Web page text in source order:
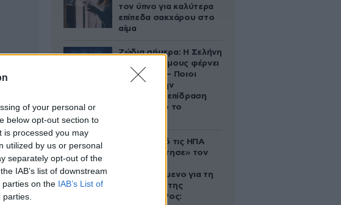
of your personal or
below opt-out section to
is processed you may
utilized by us or personal
separately opt-out of the
IAB’s list of downstream
parties on the IAB’s List of
τον ύπνο για καλύτερα
επίπεδα σακχάρου στο
αίμα
Ζώδια σήμερα: Η Σελήνη
στους Διδύμους φέρνει
ανατροπές – Ποιοι
δέχονται την
ευεργετική επίδραση
του Δία από το
Ζευγάρι από τις ΗΠΑ
που «υιοθέτησε» τον
κατηγορούμενο για τη
δολοφονία της
Ελίζαμπεθ Ρος: